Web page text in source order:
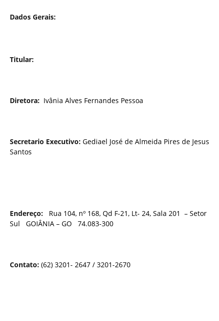
Dados Gerais:
Titular:
Diretora: Ivânia Alves Fernandes Pessoa
Secretario Executivo: Gediael José de Almeida Pires de Jesus
Santos
Endereço: Rua 104, nº 168, Qd F-21, Lt- 24, Sala 201 – Setor
Sul GOIÂNIA – GO 74.083-300
Contato: (62) 3201- 2647 / 3201-2670